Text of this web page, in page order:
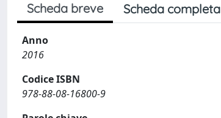
Scheda breve Scheda completa
Anno
2016
Codice ISBN
978-88-08-16800-9